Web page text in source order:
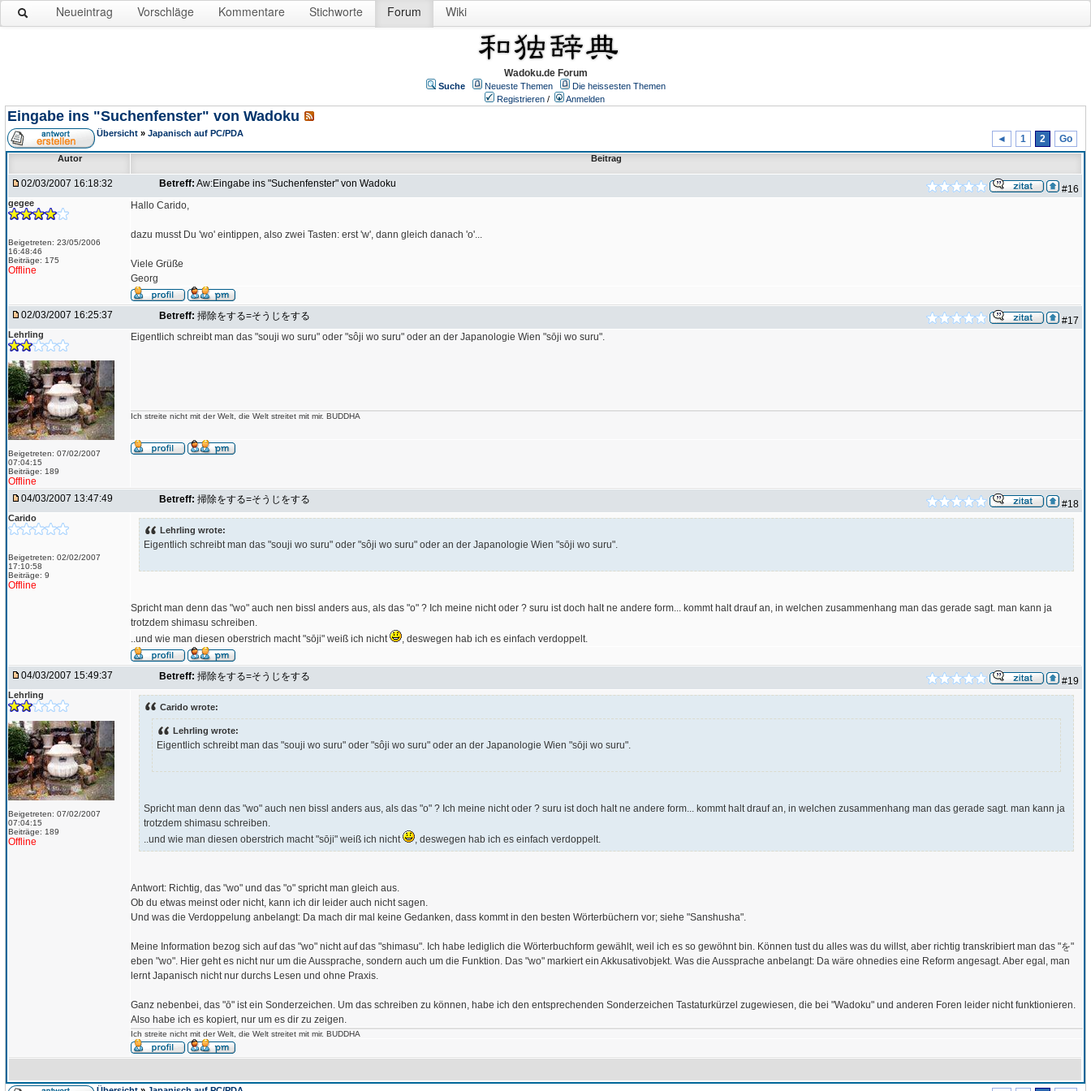
Neueintrag Vorschläge Kommentare Stichworte Forum Wiki
Wadoku.de Forum
Suche Neueste Themen
Die heissesten Themen
Registrieren / Anmelden
Eingabe ins "Suchenfenster" von Wadoku
Übersicht » Japanisch auf PC/PDA ◄ 1 2 Go
Autor Beitrag
02/03/2007 16:18:32 Betreff: Aw:Eingabe ins "Suchenfenster" von Wadoku #16
gegee
Beigetreten: 23/05/2006
16:48:46
Beiträge: 175
Offline
Hallo Carido,
dazu musst Du 'wo' eintippen, also zwei Tasten: erst 'w', dann gleich danach 'o'...
Viele Grüße
Georg
02/03/2007 16:25:37 Betreff: 掃除をする=そうじをする #17
Lehrling
Beigetreten: 07/02/2007
07:04:15
Beiträge: 189
Offline
Eigentlich schreibt man das "souji wo suru" oder "sôji wo suru" oder an der Japanologie Wien "sōji wo suru".
Ich streite nicht mit der Welt, die Welt streitet mit mir. BUDDHA
04/03/2007 13:47:49 Betreff: 掃除をする=そうじをする #18
Carido
Beigetreten: 02/02/2007
17:10:58
Beiträge: 9
Offline
Lehrling wrote:
Eigentlich schreibt man das "souji wo suru" oder "sôji wo suru" oder an der Japanologie Wien "sōji wo suru".
Spricht man denn das "wo" auch nen bissl anders aus, als das "o" ? Ich meine nicht oder ? suru ist doch halt ne andere form... kommt halt drauf an, in welchen zusammenhang man das gerade sagt. man kann ja
trotzdem shimasu schreiben.
..und wie man diesen oberstrich macht "sōji" weiß ich nicht
, deswegen hab ich es einfach verdoppelt.
04/03/2007 15:49:37 Betreff: 掃除をする=そうじをする #19
Lehrling
Beigetreten: 07/02/2007
07:04:15
Beiträge: 189
Offline
Carido wrote:
Lehrling wrote:
Eigentlich schreibt man das "souji wo suru" oder "sôji wo suru" oder an der Japanologie Wien "sōji wo suru".
Spricht man denn das "wo" auch nen bissl anders aus, als das "o" ? Ich meine nicht oder ? suru ist doch halt ne andere form... kommt halt drauf an, in welchen zusammenhang man das gerade sagt. man kann ja
trotzdem shimasu schreiben.
..und wie man diesen oberstrich macht "sōji" weiß ich nicht
, deswegen hab ich es einfach verdoppelt.
Antwort: Richtig, das "wo" und das "o" spricht man gleich aus.
Ob du etwas meinst oder nicht, kann ich dir leider auch nicht sagen.
Und was die Verdoppelung anbelangt: Da mach dir mal keine Gedanken, dass kommt in den besten Wörterbüchern vor; siehe "Sanshusha".
Meine Information bezog sich auf das "wo" nicht auf das "shimasu". Ich habe lediglich die Wörterbuchform gewählt, weil ich es so gewöhnt bin. Können tust du alles was du willst, aber richtig transkribiert man das "を"
eben "wo". Hier geht es nicht nur um die Aussprache, sondern auch um die Funktion. Das "wo" markiert ein Akkusativobjekt. Was die Aussprache anbelangt: Da wäre ohnedies eine Reform angesagt. Aber egal, man
lernt Japanisch nicht nur durchs Lesen und ohne Praxis.
Ganz nebenbei, das "ō" ist ein Sonderzeichen. Um das schreiben zu können, habe ich den entsprechenden Sonderzeichen Tastaturkürzel zugewiesen, die bei "Wadoku" und anderen Foren leider nicht funktionieren.
Also habe ich es kopiert, nur um es dir zu zeigen.
Ich streite nicht mit der Welt, die Welt streitet mit mir. BUDDHA